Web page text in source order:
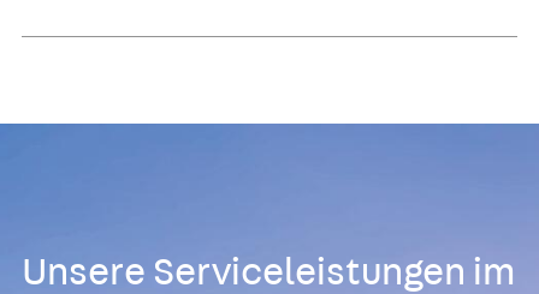
Unsere Serviceleistungen im